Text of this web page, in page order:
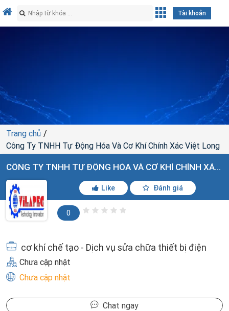
Tài khoản
Trang chủ
Công Ty TNHH Tự Động Hóa Và Cơ Khí Chính Xác Việt Long
CÔNG TY TNHH TỰ ĐỘNG HÓA VÀ CƠ KHÍ CHÍNH XÁC VIỆT LONG
Like Đánh giá
0
cơ khí chế tạo - Dịch vụ sửa chữa thiết bị điện
Chưa cập nhật
Chưa cập nhật
Chat ngay